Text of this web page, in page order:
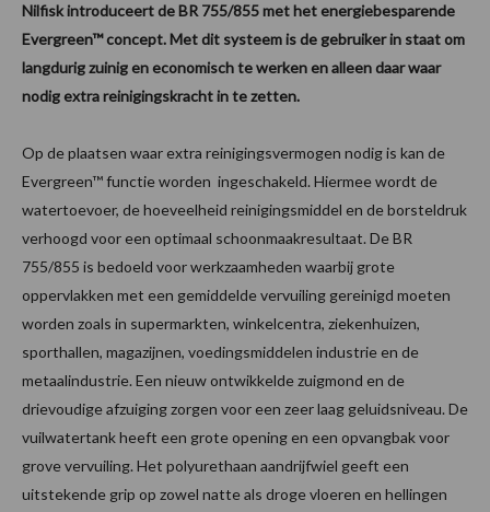
Nilfisk introduceert de BR 755/855 met het energiebesparende
Evergreen™ concept. Met dit systeem is de gebruiker in staat om
langdurig zuinig en economisch te werken en alleen daar waar
nodig extra reinigingskracht in te zetten.
Op de plaatsen waar extra reinigingsvermogen nodig is kan de
Evergreen™ functie worden ingeschakeld. Hiermee wordt de
watertoevoer, de hoeveelheid reinigingsmiddel en de borsteldruk
verhoogd voor een optimaal schoonmaakresultaat. De BR
755/855 is bedoeld voor werkzaamheden waarbij grote
oppervlakken met een gemiddelde vervuiling gereinigd moeten
worden zoals in supermarkten, winkelcentra, ziekenhuizen,
sporthallen, magazijnen, voedingsmiddelen industrie en de
metaalindustrie. Een nieuw ontwikkelde zuigmond en de
drievoudige afzuiging zorgen voor een zeer laag geluidsniveau. De
vuilwatertank heeft een grote opening en een opvangbak voor
grove vervuiling. Het polyurethaan aandrijfwiel geeft een
uitstekende grip op zowel natte als droge vloeren en hellingen